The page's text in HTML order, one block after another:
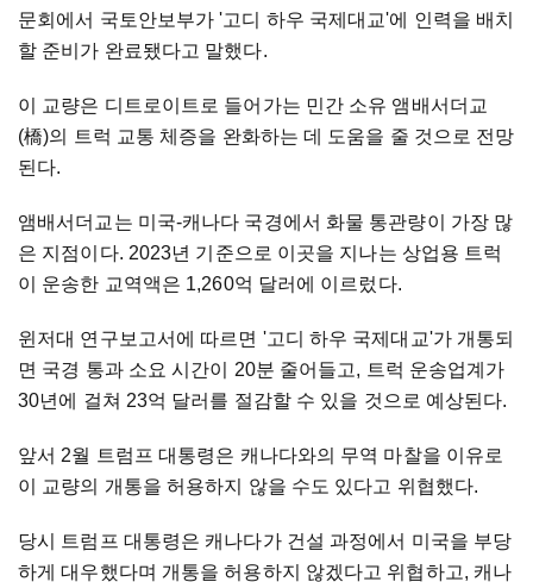
문회에서 국토안보부가 '고디 하우 국제대교'에 인력을 배치
할 준비가 완료됐다고 말했다.
이 교량은 디트로이트로 들어가는 민간 소유 앰배서더교
(橋)의 트럭 교통 체증을 완화하는 데 도움을 줄 것으로 전망
된다.
앰배서더교는 미국-캐나다 국경에서 화물 통관량이 가장 많
은 지점이다. 2023년 기준으로 이곳을 지나는 상업용 트럭
이 운송한 교역액은 1,260억 달러에 이르렀다.
윈저대 연구보고서에 따르면 '고디 하우 국제대교'가 개통되
면 국경 통과 소요 시간이 20분 줄어들고, 트럭 운송업계가
30년에 걸쳐 23억 달러를 절감할 수 있을 것으로 예상된다.
앞서 2월 트럼프 대통령은 캐나다와의 무역 마찰을 이유로
이 교량의 개통을 허용하지 않을 수도 있다고 위협했다.
당시 트럼프 대통령은 캐나다가 건설 과정에서 미국을 부당
하게 대우했다며 개통을 허용하지 않겠다고 위협하고, 캐나